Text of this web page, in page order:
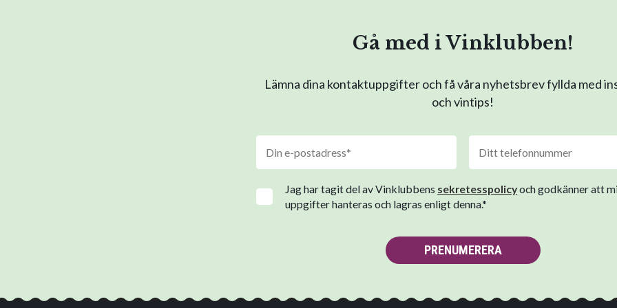
Gå med i Vinklubben!
Lämna dina kontaktuppgifter och få våra nyhetsbrev fyllda med
och vintips!
Jag har tagit del av Vinklubbens sekretesspolicyoch godkänner att
uppgifter hanteras och lagras enligt denna.*
PRENUMERERA